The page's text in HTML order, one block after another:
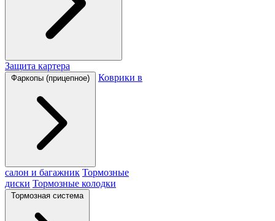
Защита картера
Фаркопы (прицепное) Коврики в
салон и багажник Тормозные
диски Тормозные колодки
Тормозная система